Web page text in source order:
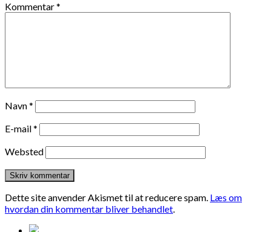
Kommentar*
Navn*
E-mail*
Websted
Dette site anvender Akismet til at reducere spam. Læs om
hvordan din kommentar bliver behandlet.